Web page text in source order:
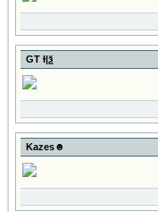
GT Ɨ|ѯ
Kazes☻